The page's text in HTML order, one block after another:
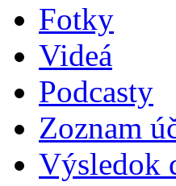
Fotky
Videá
Podcasty
Zoznam
Výsledok